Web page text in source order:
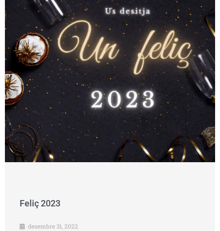
Feliç 2023
desembre 31, 2022